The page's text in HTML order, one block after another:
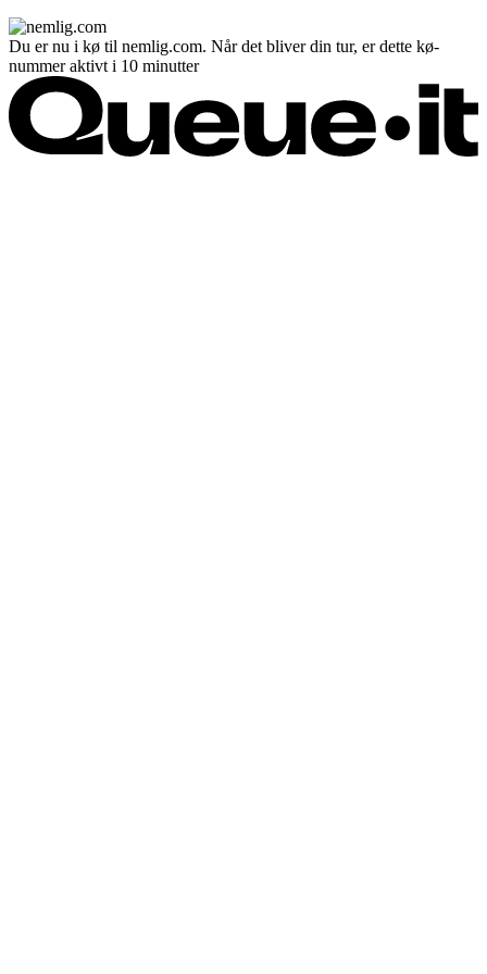
Du er nu i kø til nemlig.com. Når det bliver din tur, er dette kø-
nummer aktivt i 10 minutter